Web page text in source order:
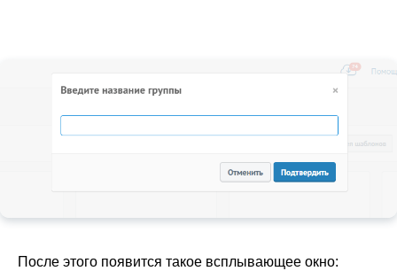
После этого появится такое всплывающее окно: